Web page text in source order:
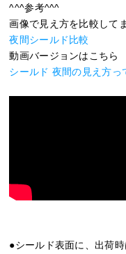
^^^参考^^^
画像で見え方を比較してま
夜間シールド比較
動画バージョンはこちら
シールド 夜間の見え方っ
●シールド表面に、出荷